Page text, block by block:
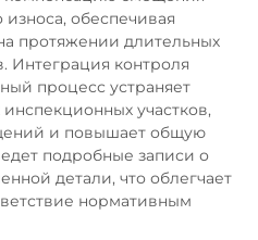
износа, обеспечивая
протяжении длительных
Интеграция контроля
процесс устраняет
участков,
и повышает общую
подробные записи о
детали, что облегчает
нормативным